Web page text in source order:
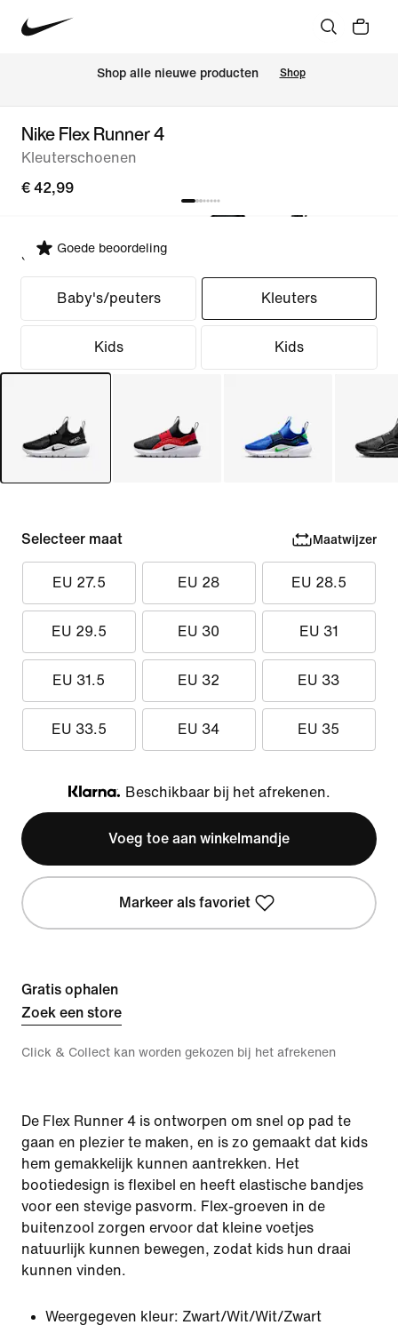
Shop alle nieuwe producten Shop
Nike Flex Runner 4
Kleuterschoenen
€ 42,99
Goede beoordeling
Selecteer pasvorm
Baby's/peuters Kleuters
Kids Kids
Selecteer maat Maatwijzer
EU 27.5 EU 28 EU 28.5
EU 29.5 EU 30 EU 31
EU 31.5 EU 32 EU 33
EU 33.5 EU 34 EU 35
Klarna
Beschikbaar bij het afrekenen.
Voeg toe aan winkelmandje
Markeer als favoriet
Gratis ophalen
Zoek een store
Click & Collect kan worden gekozen bij het afrekenen
De Flex Runner 4 is ontworpen om snel op pad te
gaan en plezier te maken, en is zo gemaakt dat kids
hem gemakkelijk kunnen aantrekken. Het
bootiedesign is flexibel en heeft elastische bandjes
voor een stevige pasvorm. Flex-groeven in de
buitenzool zorgen ervoor dat kleine voetjes
natuurlijk kunnen bewegen, zodat kids hun draai
kunnen vinden.
Weergegeven kleur: Zwart/Wit/Wit/Zwart